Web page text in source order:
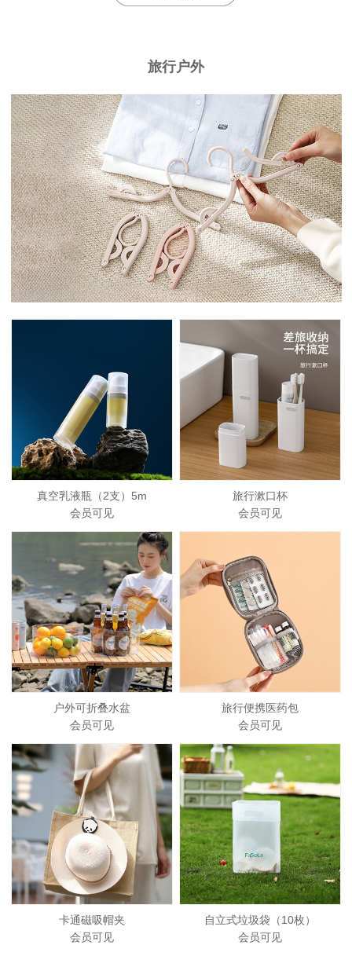
旅行户外
真空乳液瓶（2支）5m
会员可见
旅行漱口杯
会员可见
户外可折叠水盆
会员可见
旅行便携医药包
会员可见
卡通磁吸帽夹
会员可见
自立式垃圾袋（10枚）
会员可见